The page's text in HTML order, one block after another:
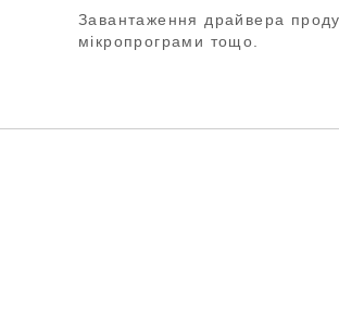
Завантаження драйвера
мікропрограми тощо.